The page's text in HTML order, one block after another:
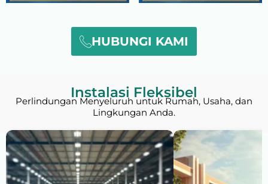
HUBUNGI KAMI
Instalasi Fleksibel
Perlindungan Menyeluruh untuk Rumah, Usaha, dan
Lingkungan Anda.